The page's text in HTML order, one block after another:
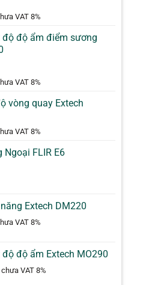
VAT 8%
độ độ ẩm điểm sương
VAT 8%
vòng quay Extech
VAT 8%
Ngoại FLIR E6
Extech DM220
VAT 8%
độ ẩm Extech MO290
chưa VAT 8%